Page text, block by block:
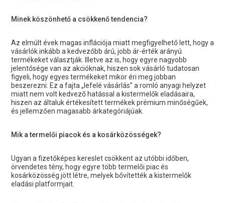
Minek köszönhető a csökkenő tendencia?
Az elmúlt évek magas inflációja miatt megfigyelhető lett, hogy a
vásárlók inkább a kedvezőbb árú, jobb ár-érték arányú
termékeket választják. Illetve az is, hogy egyre nagyobb
jelentősége van az akcióknak, hiszen sok vásárló tudatosan
figyeli, hogy egyes termékeket mikor éri meg jobban
beszerezni. Ez a fajta „lefelé vásárlás” a romló anyagi helyzet
miatt nem volt kedvező hatással a kistermelők eladásaira,
hiszen az általuk értékesített termékek prémium minőségűek,
és jellemzően magasabb árkategóriájúak.
Mik a termelői piacok és a kosárközösségek?
Ugyan a fizetőképes kereslet csökkent az utóbbi időben,
örvendetes tény, hogy egyre több termelői piac és
kosárközösség jött létre, melyek bővítették a kistermelők
eladási platformjait.